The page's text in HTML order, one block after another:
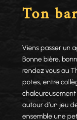
Ton
Viens passer un
Bonne bière,
rendez vous au
potes, entre
chaleureusement
autour d’un jeu
ensemble une